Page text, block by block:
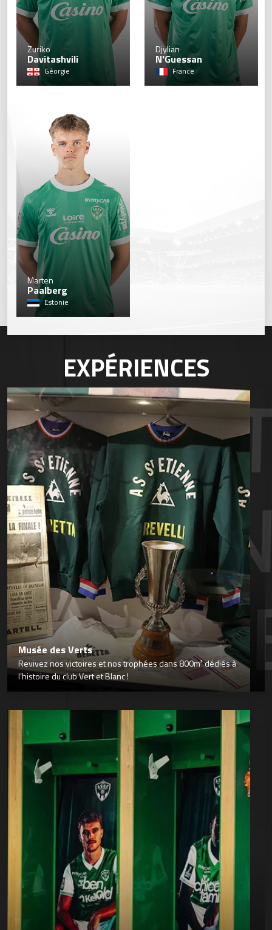
22
Zuriko
Davitashvili
Géorgie
Djylian
N'Guessan
France
Marten
Paalberg
Estonie
EXPÉRIENCES
Musée des Verts
Revivez nos victoires et nos trophées dans 800m² dédiés à
l’histoire du club Vert et Blanc !